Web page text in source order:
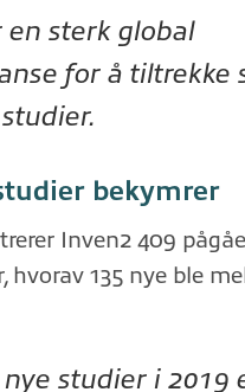
en sterk global
for å tiltrekke
bekymrer
Inven2 409
hvorav 135 nye ble
studier i 2019